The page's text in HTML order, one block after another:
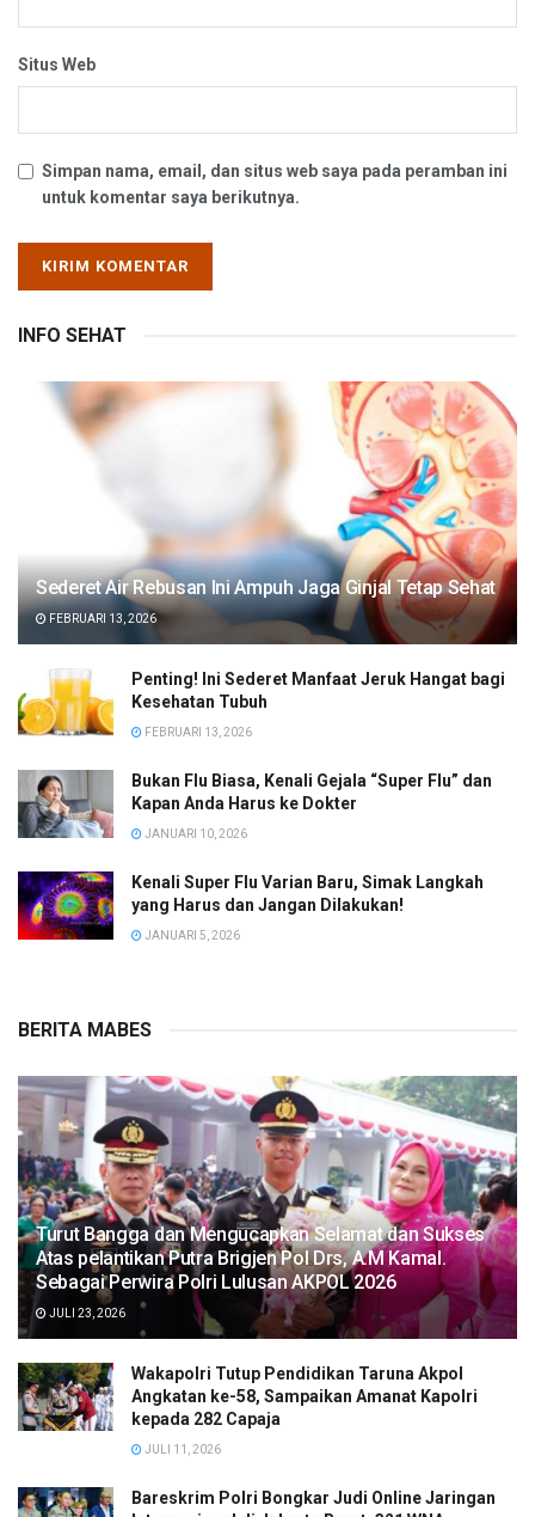
Situs Web
Simpan nama, email, dan situs web saya pada peramban ini
untuk komentar saya berikutnya.
INFO SEHAT
Sederet Air Rebusan Ini Ampuh Jaga Ginjal Tetap Sehat
FEBRUARI 13, 2026
Penting! Ini Sederet Manfaat Jeruk Hangat bagi
Kesehatan Tubuh
FEBRUARI 13, 2026
Bukan Flu Biasa, Kenali Gejala “Super Flu” dan
Kapan Anda Harus ke Dokter
JANUARI 10, 2026
Kenali Super Flu Varian Baru, Simak Langkah
yang Harus dan Jangan Dilakukan!
JANUARI 5, 2026
BERITA MABES
Turut Bangga dan Mengucapkan Selamat dan Sukses
Atas pelantikan Putra Brigjen Pol Drs, A.M Kamal.
Sebagai Perwira Polri Lulusan AKPOL 2026
JULI 23, 2026
Wakapolri Tutup Pendidikan Taruna Akpol
Angkatan ke-58, Sampaikan Amanat Kapolri
kepada 282 Capaja
JULI 11, 2026
Bareskrim Polri Bongkar Judi Online Jaringan